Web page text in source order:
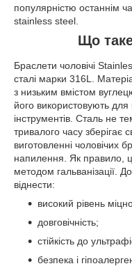
популярністю останнім
stainless steel.
Що
Браслети чоловічі
сталі марки 316L.
з низьким вмістом
його використовують для
інструментів. Сталь не
тривалого часу зберігає
виготовленні чоловічих
напилення. Як правило,
методом гальванізації.
віднести:
високий рівень
довговічність;
стійкість до
безпека і